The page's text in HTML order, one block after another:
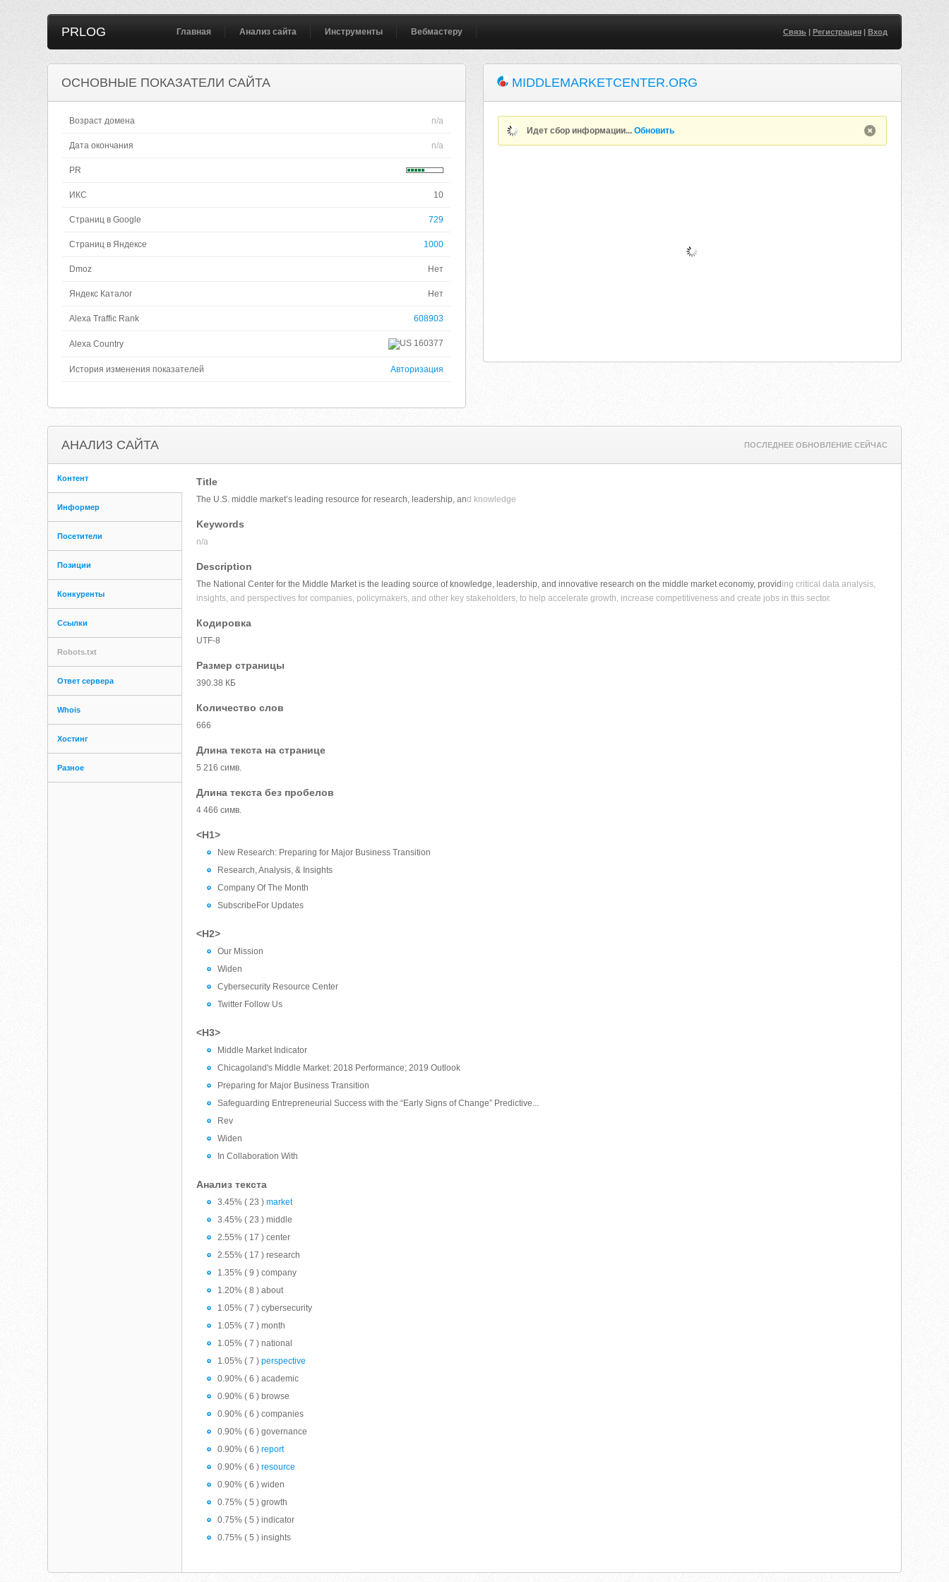
PRLOG Главная Анализ сайта Инструменты Вебмастеру Связь| Регистрация| Вход
ОСНОВНЫЕ ПОКАЗАТЕЛИ САЙТА
Возраст домена n/a
Дата окончания n/a
PR
ИКС 10
Страниц в Google 729
Страниц в Яндексе 1000
Dmoz Нет
Яндекс Каталог Нет
Alexa Traffic Rank 608903
Alexa Country 160377
История изменения показателей Авторизация
MIDDLEMARKETCENTER.ORG
Идет сбор информации...Обновить
АНАЛИЗ САЙТА ПОСЛЕДНЕЕ ОБНОВЛЕНИЕ СЕЙЧАС
Контент
Информер
Посетители
Позиции
Конкуренты
Ссылки
Robots.txt
Ответ сервера
Whois
Хостинг
Разное
Title
The U.S. middle market’s leading resource for research, leadership, and knowledge
Keywords
n/a
Description
The National Center for the Middle Market is the leading source of knowledge, leadership, and innovative research on the middle market economy, provid ing critical data analysis,
insights, and perspectives for companies, policymakers, and other key stakeholders, to help accelerate growth, increase competitiveness and create jobs in this sector.
Кодировка
UTF-8
Размер страницы
390.38 КБ
Количество слов
666
Длина текста на странице
5 216 симв.
Длина текста без пробелов
4 466 симв.
<H1>
New Research: Preparing for Major Business Transition
Research, Analysis, & Insights
Company Of The Month
SubscribeFor Updates
<H2>
Our Mission
Widen
Cybersecurity Resource Center
Twitter Follow Us
<H3>
Middle Market Indicator
Chicagoland's Middle Market: 2018 Performance; 2019 Outlook
Preparing for Major Business Transition
Safeguarding Entrepreneurial Success with the “Early Signs of Change” Predictive...
Rev
Widen
In Collaboration With
Анализ текста
3.45% ( 23 )market
3.45% ( 23 ) middle
2.55% ( 17 ) center
2.55% ( 17 ) research
1.35% ( 9 ) company
1.20% ( 8 ) about
1.05% ( 7 ) cybersecurity
1.05% ( 7 ) month
1.05% ( 7 ) national
1.05% ( 7 )perspective
0.90% ( 6 ) academic
0.90% ( 6 ) browse
0.90% ( 6 ) companies
0.90% ( 6 ) governance
0.90% ( 6 )report
0.90% ( 6 )resource
0.90% ( 6 ) widen
0.75% ( 5 ) growth
0.75% ( 5 ) indicator
0.75% ( 5 ) insights